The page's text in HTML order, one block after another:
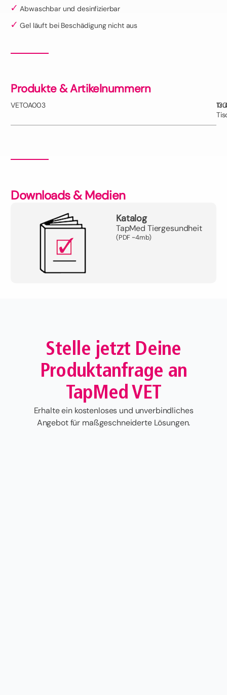
Abwaschbar und desinfizierbar
Gel läuft bei Beschädigung nicht aus
Produkte & Artikelnummern
VETOA003
Downloads & Medien
Katalog
TapMed Tiergesundheit
(PDF ~4mb)
Stelle jetzt Deine
Produktanfrage an
TapMed VET
Erhalte ein kostenloses und unverbindliches
Angebot für maßgeschneiderte Lösungen.